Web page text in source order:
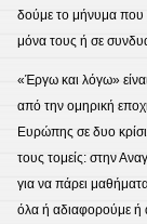
δούμε το μήνυμα που
μόνα τους ή σε
«Έργω και λόγω»
από την ομηρική
Ευρώπης σε δυο
τους τομείς: στην
για να πάρει
όλα ή αδιαφορούμε ή